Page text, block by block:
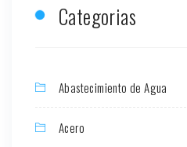
Categorias
Abastecimiento de Agua
Acero